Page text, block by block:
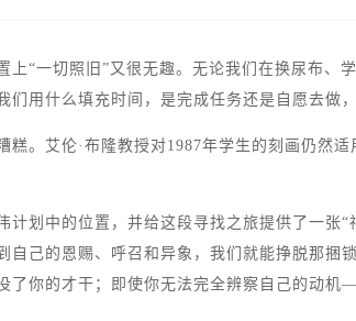
“一切照旧”又很无趣。无论我们在换尿布
用什么填充时间，是完成任务还是自愿去做
糕。艾伦·布隆教授对1987年学生的刻画仍
划中的位置，并给这段寻找之旅提供了一张
己的恩赐、呼召和异象，我们就能挣脱那
了你的才干；即使你无法完全辨察自己的动